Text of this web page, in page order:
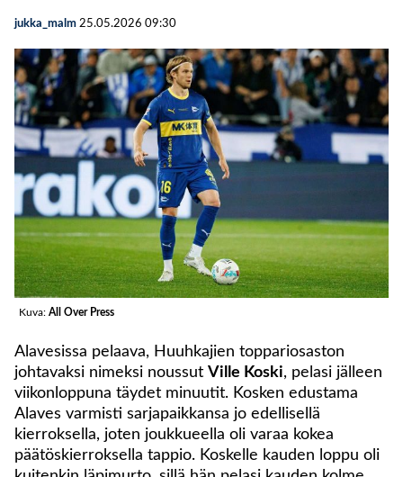
jukka_malm 25.05.2026 09:30
Kuva: All Over Press
Alavesissa pelaava, Huuhkajien toppariosaston
johtavaksi nimeksi noussut Ville Koski, pelasi jälleen
viikonloppuna täydet minuutit. Kosken edustama
Alaves varmisti sarjapaikkansa jo edellisellä
kierroksella, joten joukkueella oli varaa kokea
päätöskierroksella tappio. Koskelle kauden loppu oli